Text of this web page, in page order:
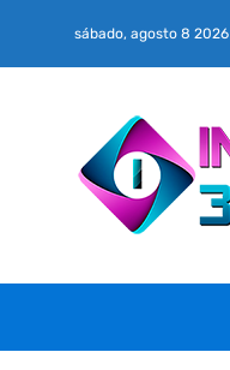
sábado, agosto 8 2026